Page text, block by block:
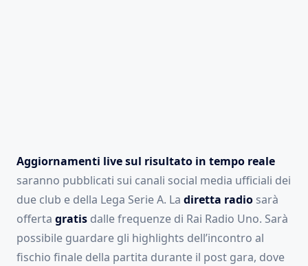
Aggiornamenti live sul risultato in tempo reale
saranno pubblicati sui canali social media ufficiali dei
due club e della Lega Serie A. La diretta radio sarà
offerta gratis dalle frequenze di Rai Radio Uno. Sarà
possibile guardare gli highlights dell’incontro al
fischio finale della partita durante il post gara, dove